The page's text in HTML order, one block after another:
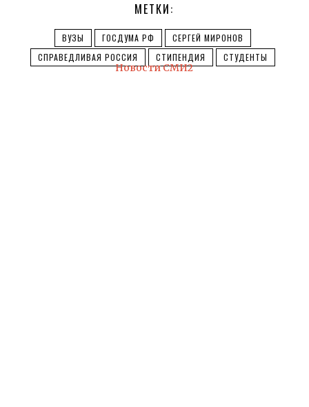
МЕТКИ:
ВУЗЫ ГОСДУМА РФ
СЕРГЕЙ МИРОНОВ
СПРАВЕДЛИВАЯ РОССИЯ
СТИПЕНДИЯ СТУДЕНТЫ
Новости СМИ2